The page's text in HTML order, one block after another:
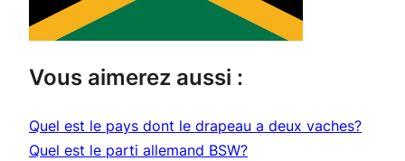
Vous aimerez aussi :
Quel est le pays dont le drapeau a deux vaches?
Quel est le parti allemand BSW?